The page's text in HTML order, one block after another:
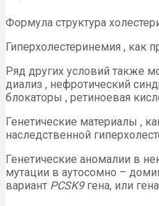
Формула структура
Гиперхолестеринемия , как
Ряд других условий также
диализ , нефротический
блокаторы , ретиноевая
Генетические материалы ,
наследственной
Генетические аномалии в
мутации в аутосомно –
вариант PCSK9гена, или